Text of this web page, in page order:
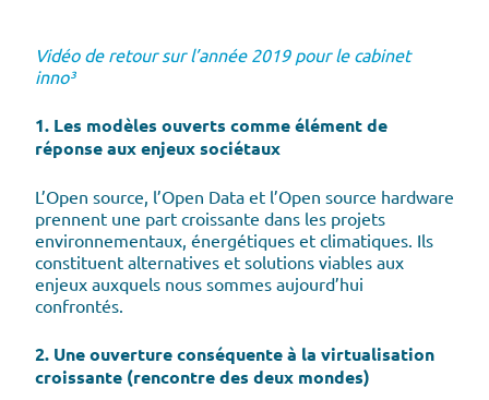
Vidéo de retour sur l’année 2019 pour le cabinet
inno³
1. Les modèles ouverts comme élément de
réponse aux enjeux sociétaux
L’Open source, l’Open Data et l’Open source hardware
prennent une part croissante dans les projets
environnementaux, énergétiques et climatiques. Ils
constituent alternatives et solutions viables aux
enjeux auxquels nous sommes aujourd’hui
confrontés.
2. Une ouverture conséquente à la virtualisation
croissante (rencontre des deux mondes)